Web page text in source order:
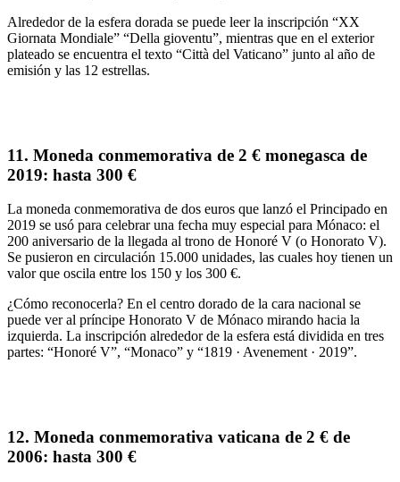
Alrededor de la esfera dorada se puede leer la inscripción “XX
Giornata Mondiale” “Della gioventu”, mientras que en el exterior
plateado se encuentra el texto “Città del Vaticano” junto al año de
emisión y las 12 estrellas.
11. Moneda conmemorativa de 2 € monegasca de
2019: hasta 300 €
La moneda conmemorativa de dos euros que lanzó el Principado en
2019 se usó para celebrar una fecha muy especial para Mónaco: el
200 aniversario de la llegada al trono de Honoré V (o Honorato V).
Se pusieron en circulación 15.000 unidades, las cuales hoy tienen un
valor que oscila entre los 150 y los 300 €.
¿Cómo reconocerla? En el centro dorado de la cara nacional se
puede ver al príncipe Honorato V de Mónaco mirando hacia la
izquierda. La inscripción alrededor de la esfera está dividida en tres
partes: “Honoré V”, “Monaco” y “1819 · Avenement · 2019”.
12. Moneda conmemorativa vaticana de 2 € de
2006: hasta 300 €